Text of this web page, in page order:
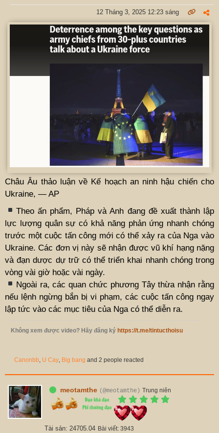
12 Tháng 3, 2025 12:23 sáng
Châu Âu thảo luận về Kế hoạch an ninh hậu chiến cho
Ukraine, — AP
Theo ấn phẩm, Pháp và Anh đang đề xuất thành lập
lực lượng quân sự có khả năng phản ứng nhanh chóng
trước một cuộc tấn công mới có thể xảy ra của Nga vào
Ukraine. Các đơn vị này sẽ nhận được vũ khí hạng nặng
và đạn dược dự trữ có thể triển khai nhanh chóng trong
vòng vài giờ hoặc vài ngày.
Ngoài ra, các quan chức phương Tây thừa nhận rằng
nếu lệnh ngừng bắn bị vi phạm, các cuộc tấn công ngay
lập tức vào các mục tiêu của Nga có thể diễn ra.
Không xem được video? Hãy đăng ký https://t.me/tintucthoisu
Canonbb, U Cay, Big bang and 2 people reacted
meotamthe (@meotamthe) Trung niên
Tài sản: 24705.04 Bài viết: 3943